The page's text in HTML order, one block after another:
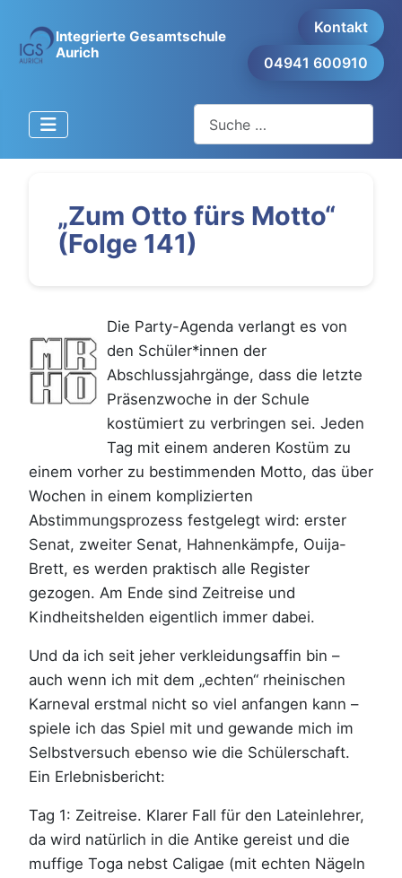
Integrierte Gesamtschule
Aurich
Kontakt
04941 600910
„Zum Otto fürs Motto“
(Folge 141)
Die Party-Agenda verlangt es von
den Schüler*innen der
Abschlussjahrgänge, dass die letzte
Präsenzwoche in der Schule
kostümiert zu verbringen sei. Jeden
Tag mit einem anderen Kostüm zu
einem vorher zu bestimmenden Motto, das über
Wochen in einem komplizierten
Abstimmungsprozess festgelegt wird: erster
Senat, zweiter Senat, Hahnenkämpfe, Ouija-
Brett, es werden praktisch alle Register
gezogen. Am Ende sind Zeitreise und
Kindheitshelden eigentlich immer dabei.
Und da ich seit jeher verkleidungsaffin bin –
auch wenn ich mit dem „echten“ rheinischen
Karneval erstmal nicht so viel anfangen kann –
spiele ich das Spiel mit und gewande mich im
Selbstversuch ebenso wie die Schülerschaft.
Ein Erlebnisbericht:
Tag 1: Zeitreise. Klarer Fall für den Lateinlehrer,
da wird natürlich in die Antike gereist und die
muffige Toga nebst Caligae (mit echten Nägeln